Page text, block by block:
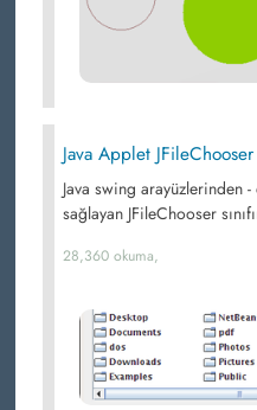
Java Applet JFileChooser
Java swing arayüzlerinden
sağlayan JFileChooser
28,360 okuma,